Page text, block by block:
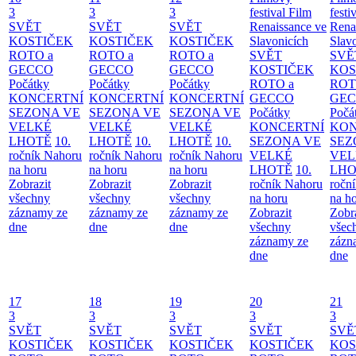
3
SVĚT
KOSTIČEK
ROTO a
GECCO
Počátky
KONCERTNÍ
SEZONA VE
VELKÉ
LHOTĚ 10.
ročník Nahoru
na horu
Zobrazit
všechny
záznamy ze
dne
3
SVĚT
KOSTIČEK
ROTO a
GECCO
Počátky
KONCERTNÍ
SEZONA VE
VELKÉ
LHOTĚ 10.
ročník Nahoru
na horu
Zobrazit
všechny
záznamy ze
dne
3
SVĚT
KOSTIČEK
ROTO a
GECCO
Počátky
KONCERTNÍ
SEZONA VE
VELKÉ
LHOTĚ 10.
ročník Nahoru
na horu
Zobrazit
všechny
záznamy ze
dne
festival Film
Renaissance ve
Slavonicích
SVĚT
KOSTIČEK
ROTO a
GECCO
Počátky
KONCERTNÍ
SEZONA VE
VELKÉ
LHOTĚ 10.
ročník Nahoru
na horu
Zobrazit
všechny
záznamy ze
dne
na
dne
17
3
SVĚT
KOSTIČEK
18
3
SVĚT
KOSTIČEK
19
3
SVĚT
KOSTIČEK
20
3
SVĚT
KOSTIČEK
21
3